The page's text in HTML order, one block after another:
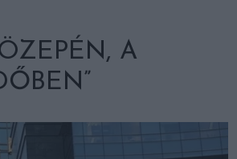
A